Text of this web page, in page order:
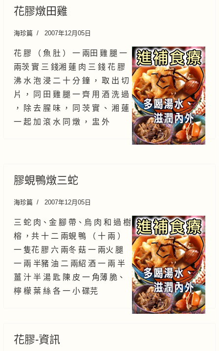
花膠燉田雞
海珍篇 2007年12月05日
花 膠 （ 魚 肚 ） 一 兩田 雞 腿 一
兩茨 實 三 錢湘 蓮 肉 三 錢 花 膠
沸 水 泡 浸 二 十 分 鐘 ， 取 出 切
片 ， 同 田 雞 腿 一 齊 用 酒 洗 過
， 除 去 腥 味 ， 同 茨 實 、 湘 蓮
一 起 加 滾 水 同 燉 ， 盅 外
膠蜆鴨燉三蛇
海珍篇 2007年12月05日
三 蛇 肉、金 腳 帶、烏 肉 和 過 樹
榕 ，共 十 二 兩蜆 鴨 （ 十 兩 ）
一 隻花 膠 六 兩冬 菇 一 兩火 腿
一 兩 半豬 油 二 兩紹 酒 一 兩 半
薑 汁 半 湯 匙 陳 皮 一 角薄 脆、
檸 檬 葉 絲 各 一 小 碟芫
花膠-資訊